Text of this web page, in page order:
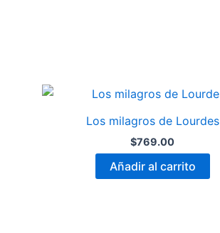
Los milagros de Lourdes
$769.00
Añadir al carrito